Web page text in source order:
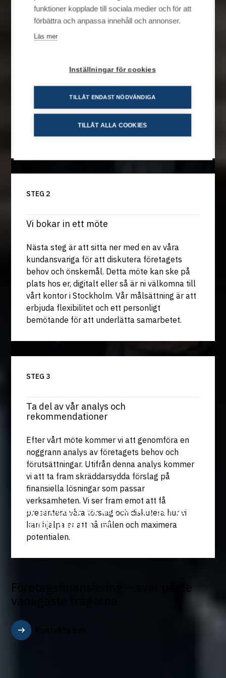
Logga in
Vår process för ett lyckat samarbete
mellan alla parter
Hör av dig till oss
Vi har ett brett erbjudande av finansiella
lösningar som vi skräddarsyr efter företagets
beslutsfattare på bolaget och kundansvarig
hos oss. Vi består av ett team med bred
kompetens inom företagsfinansiering – redo
att agera som ett professionellt bollplank och
leverera positiva kundupplevelser.
Kontakta en kundansvarig
STEG 2
Vi bokar in ett möte
Nästa steg är att sitta ner med en av våra
kundansvariga för att diskutera företagets
behov och önskemål. Detta möte kan ske på
plats hos er, digitalt eller så är ni välkomna till
vårt kontor i Stockholm. Vår målsättning är att
erbjuda flexibilitet och ett personligt
bemötande för att underlätta samarbetet.
STEG 3
Ta del av vår analys och
rekommendationer
Efter vårt möte kommer vi att genomföra en
noggrann analys av företagets behov och
förutsättningar. Utifrån denna analys kommer
vi att ta fram skräddarsydda förslag på
finansiella lösningar som passar
verksamheten. Vi ser fram emot att få
presentera våra förslag och diskutera hur vi
kan hjälpa er att nå målen och maximera
potentialen.
Företagsfinansiering – svar på de
vanligaste frågorna
funktioner kopplade till sociala medier och för att
förbättra och anpassa innehåll och annonser.
Läs mer
Inställningar för cookies
TILLÅT ENDAST NÖDVÄNDIGA
TILLÅT ALLA COOKIES